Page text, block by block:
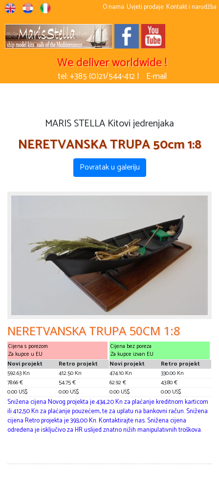
O nama Uvjeti prodaje Kontakt i narudžba
We deliver worldwide !
tel: +385 (0)21/544-412 | E-mail
MARIS STELLA Kitovi jedrenjaka
NERETVANSKA TRUPA 50cm 1:8
Povratak u galeriju
NERETVANSKA TRUPA 50CM 1:8
Cijena s porezom
Za kupce u EU
Novi projekt
Retro projekt
592.63 Kn
412.50 Kn
78.66 €
54.75 €
0.00 US$
0.00 US$
Cijena bez poreza
Za kupce izvan EU
Novi projekt
Retro projekt
474.10 Kn
330.00 Kn
62.92 €
43.80 €
0.00 US$
0.00 US$
Snižena cijena Novog projekta je 434,20 Kn za plaćanje kreditnom karticom
ili 412,50 Kn za plaćanje pouzećem, te za uplatu na bankovni račun. Snižena
cijena Retro projekta je 393,00 Kn. Kontaktirajte nas. Snižena cijena
određena je isključivo za HR uslijed znatno nižih manipulativnih troškova.